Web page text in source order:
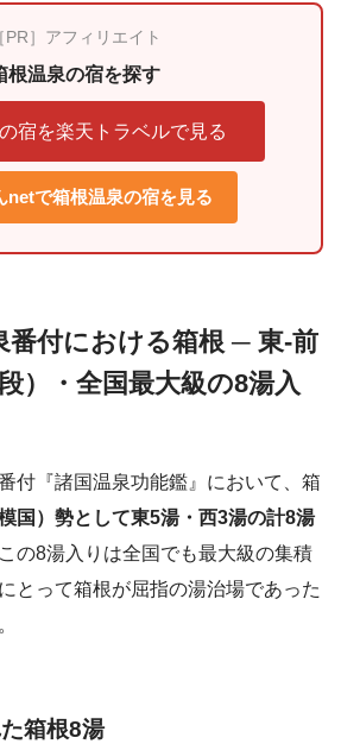
PR］アフィリエイト
根温泉の宿を探す
宿を楽天トラベルで見る
netで箱根温泉の宿を見る
番付における箱根 ─ 東-前
）・全国最大級の8湯入
付『諸国温泉功能鑑』において、箱
国）勢として東5湯・西3湯の計8湯
の8湯入りは全国でも最大級の集積
とって箱根が屈指の湯治場であった
箱根8湯